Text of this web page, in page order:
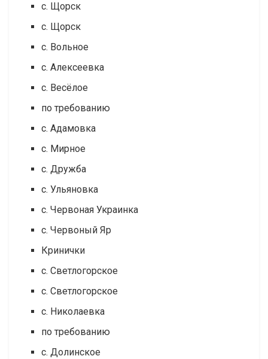
с. Щорск
с. Щорск
с. Вольное
с. Алексеевка
с. Весёлое
по требованию
с. Адамовка
с. Мирное
с. Дружба
с. Ульяновка
с. Червоная Украинка
с. Червоный Яр
Кринички
с. Светлогорское
с. Светлогорское
с. Николаевка
по требованию
с. Долинское